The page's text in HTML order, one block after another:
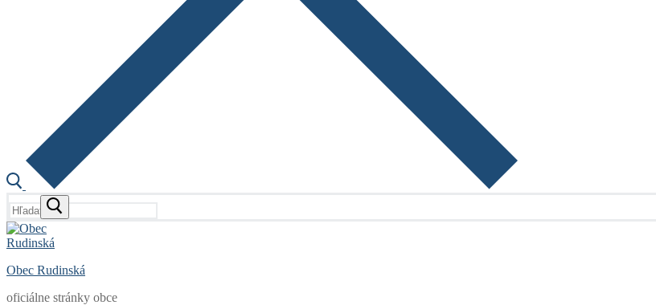
Hľadať:
Obec Rudinská
oficiálne stránky obce